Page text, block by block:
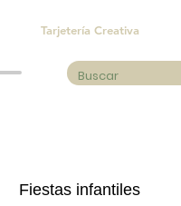
Tarjetería Creativa
Fiestas infantiles